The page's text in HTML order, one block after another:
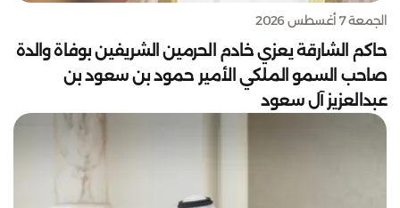
الجمعة 7 أغسطس 2026
حاكم الشارقة يعزي خادم الحرمين الشريفين بوفاة والدة
صاحب السمو الملكي الأمير حمود بن سعود بن
عبدالعزيز آل سعود